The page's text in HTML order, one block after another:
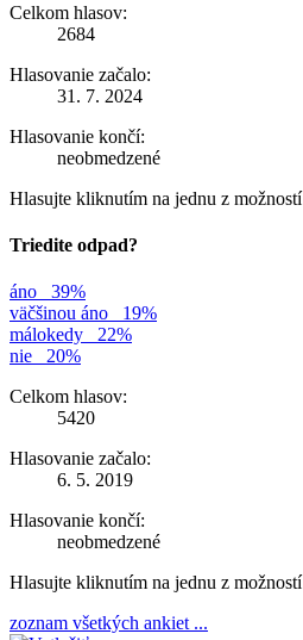
Celkom hlasov:
2684
Hlasovanie začalo:
31. 7. 2024
Hlasovanie končí:
neobmedzené
Hlasujte kliknutím na jednu z možností
Triedite odpad?
áno
39%
väčšinou áno
19%
málokedy
22%
nie
20%
Celkom hlasov:
5420
Hlasovanie začalo:
6. 5. 2019
Hlasovanie končí:
neobmedzené
Hlasujte kliknutím na jednu z možností
zoznam všetkých ankiet ...